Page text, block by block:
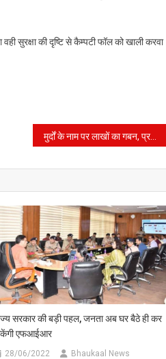
सुरक्षा की दृष्टि से कैम्पटी फॉल को खाली करवा
मुर्दों के नाम पर लाखों का गबन, प्रशासन बेखबर, विधायक हुए आग बबूला
सरकार की बड़ी पहल, जनता अब घर बैठे ही कर
एफआईआर
28/06/2022 Bhaukaal News